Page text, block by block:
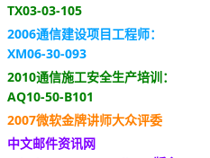
TX03-03-105
2006通信建设项目工程师：
XM06-30-093
2010通信施工安全生产培训：
AQ10-50-B101
2007微软金牌讲师大众评委
中文邮件资讯网